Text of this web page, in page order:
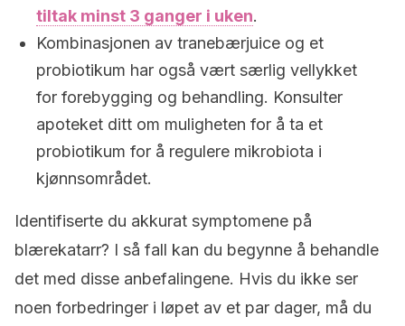
tiltak minst 3 ganger i uken.
Kombinasjonen av tranebærjuice og et
probiotikum har også vært særlig vellykket
for forebygging og behandling. Konsulter
apoteket ditt om muligheten for å ta et
probiotikum for å regulere mikrobiota i
kjønnsområdet.
Identifiserte du akkurat symptomene på
blærekatarr? I så fall kan du begynne å behandle
det med disse anbefalingene. Hvis du ikke ser
noen forbedringer i løpet av et par dager, må du